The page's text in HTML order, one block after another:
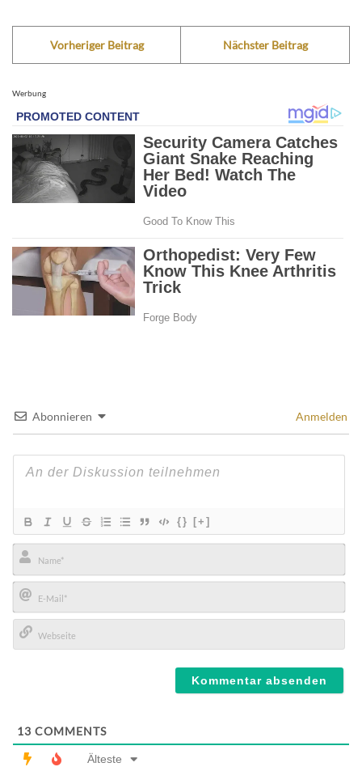
Vorheriger Beitrag Nächster Beitrag
Werbung
Abonnieren Anmelden
{} [+]
Name*
E-
Mail*
13 COMMENTS
Älteste